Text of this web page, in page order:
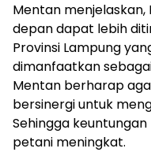
Mentan menjelaskan,
depan dapat lebih
Provinsi Lampung
dimanfaatkan
Mentan berharap
bersinergi untuk
Sehingga
petani meningkat.